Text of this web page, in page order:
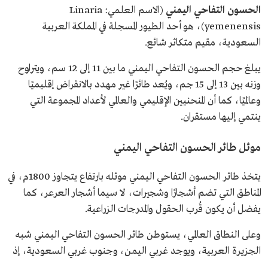
الحسون التفاحي اليمني
(الاسم العلمي: Linaria
yemenensis)، هو أحد الطيور المسجلة في المملكة العربية
السعودية، مقيم متكاثر شائع.
يبلغ حجم الحسون التفاحي اليمني ما بين 11 إلى 12 سم، ويتراوح
وزنه بين 13 إلى 15 جم، ويُعد طائرًا غير مهدد بالانقراض إقليميًا
وعالميًا، كما أن المنحنيين الإقليمي والعالمي لأعداد المجموعة التي
ينتمي إليها مستقران.
موئل طائر الحسون التفاحي اليمني
يتخذ طائر الحسون التفاحي اليمني موئله بارتفاع يتجاوز 1800م، في
المناطق التي تضم أشجارًا وشجيرات، لا سيما أشجار العرعر، كما
يفضل أن يكون قُرب الحقول والمدرجات الزراعية.
وعلى النطاق العالمي، يستوطن طائر الحسون التفاحي اليمني شبه
الجزيرة العربية، ويوجد غربي اليمن، وجنوب غربي السعودية، إذ